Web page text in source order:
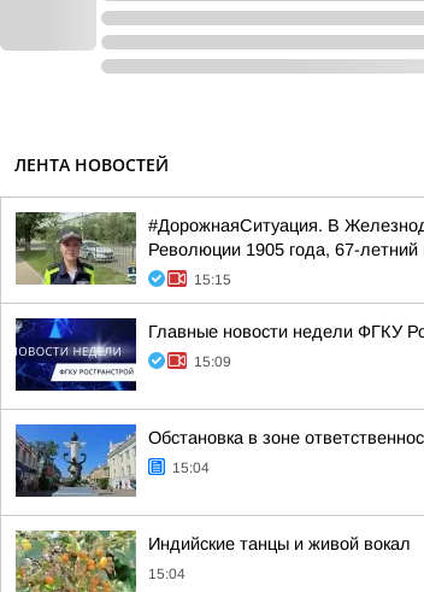
ЛЕНТА НОВОСТЕЙ
#ДорожнаяСитуация. В
Революции 1905 года, 67-
15:15
Главные новости недели ФГКУ
15:09
Обстановка в зоне
15:04
Индийские танцы и живой вокал
15:04